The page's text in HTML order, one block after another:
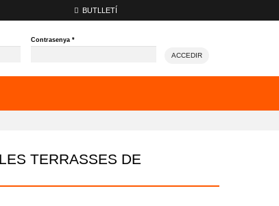
BUTLLETÍ
Contrasenya*
ACCEDIR
TERRASSES DE